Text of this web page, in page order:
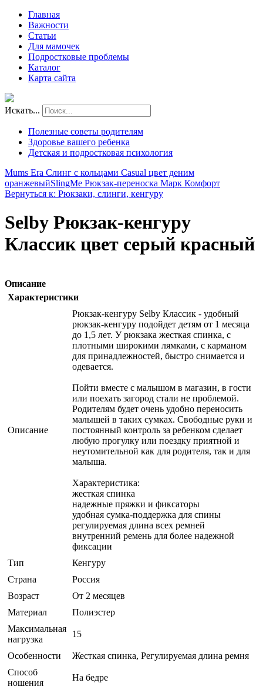
Главная
Важности
Статьи
Для мамочек
Подростковые проблемы
Каталог
Карта сайта
Искать...
Полезные советы родителям
Здоровье вашего ребенка
Детская и подростковая психология
Mums Era Слинг с кольцами Casual цвет деним
оранжевыйSlingMe Рюкзак-переноска Марк Комфорт
Вернуться к: Рюкзаки, слинги, кенгуру
Selby Рюкзак-кенгуру
Классик цвет серый красный
Описание
Характеристики
Описание
Рюкзак-кенгуру Selby Классик - удобный
рюкзак-кенгуру подойдет детям от 1 месяца
до 1,5 лет. У рюкзака жесткая спинка, с
плотными широкими лямками, с карманом
для принадлежностей, быстро снимается и
одевается.
Пойти вместе с малышом в магазин, в гости
или поехать загород стали не проблемой.
Родителям будет очень удобно переносить
малышей в таких сумках. Свободные руки и
постоянный контроль за ребенком сделает
любую прогулку или поездку приятной и
неутомительной как для родителя, так и для
малыша.
Характеристика:
жесткая спинка
надежные пряжки и фиксаторы
удобная сумка-поддержка для спины
регулируемая длина всех ремней
внутренний ремень для более надежной
фиксации
Тип
Кенгуру
Страна
Россия
Возраст
От 2 месяцев
Материал
Полиэстер
Максимальная
нагрузка
15
Особенности
Жесткая спинка, Регулируемая длина ремня
Способ
ношения
На бедре